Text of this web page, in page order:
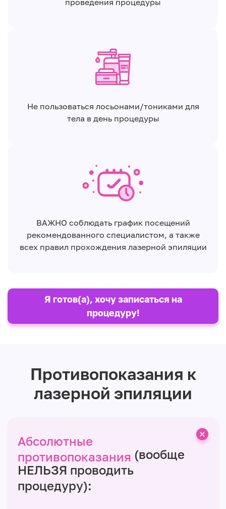
Не пользоваться лосьонами/тониками для
тела в день процедуры
ВАЖНО соблюдать график посещений
рекомендованного специалистом, а также
всех правил прохождения лазерной эпиляции
Я готов(а), хочу записаться на
процедуру!
Противопоказания к
лазерной эпиляции
Абсолютные
противопоказания (вообще
НЕЛЬЗЯ проводить
процедуру):